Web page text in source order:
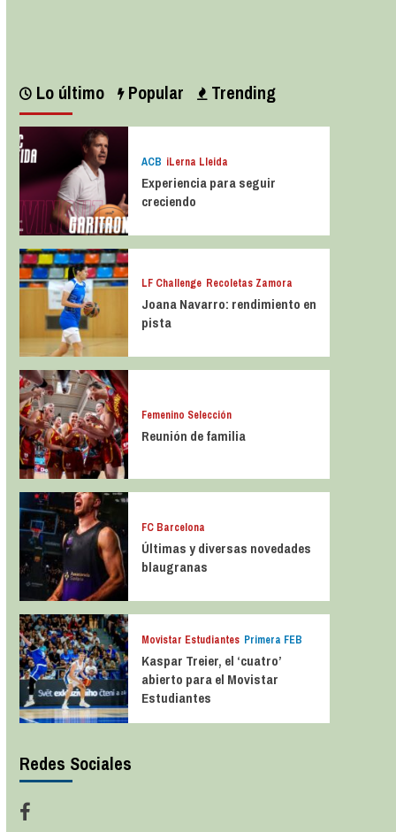
Lo último Popular Trending
ACB iLerna Lleida
Experiencia para seguir
creciendo
LF Challenge Recoletas Zamora
Joana Navarro: rendimiento en
pista
Femenino Selección
Reunión de familia
FC Barcelona
Últimas y diversas novedades
blaugranas
Movistar Estudiantes Primera FEB
Kaspar Treier, el ‘cuatro’
abierto para el Movistar
Estudiantes
Redes Sociales